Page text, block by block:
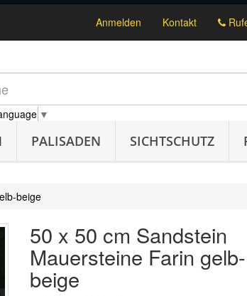
Anmelden Kontakt
▼
PALISADEN SICHTSCHUTZ
beige
50 x 50 cm Sandstein
Mauersteine Farin gelb-
beige